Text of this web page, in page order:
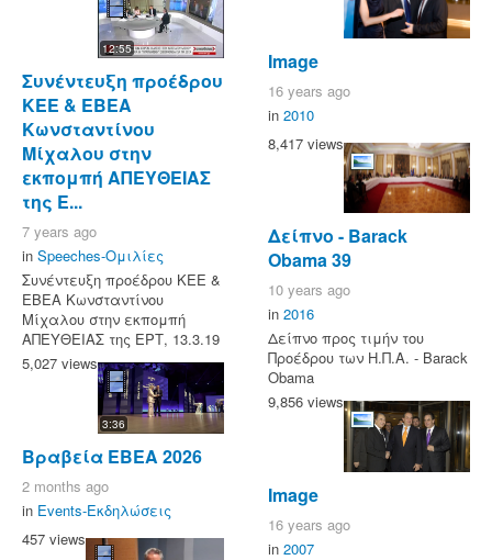
12:55
Συνέντευξη προέδρου
ΚΕΕ & ΕΒΕΑ
Κωνσταντίνου
Μίχαλου στην
εκπομπή ΑΠΕΥΘΕΙΑΣ
της Ε...
7 years ago
in Speeches-Ομιλίες
Συνέντευξη προέδρου ΚΕΕ &
ΕΒΕΑ Κωνσταντίνου
Μίχαλου στην εκπομπή
ΑΠΕΥΘΕΙΑΣ της ΕΡΤ, 13.3.19
5,027 views
3:36
Βραβεία ΕΒΕΑ 2026
2 months ago
in Events-Εκδηλώσεις
457 views
Image
16 years ago
in 2010
8,417 views
Δείπνο - Barack
Obama 39
10 years ago
in 2016
Δείπνο προς τιμήν του
Προέδρου των Η.Π.Α. - Barack
Obama
9,856 views
Image
16 years ago
in 2007